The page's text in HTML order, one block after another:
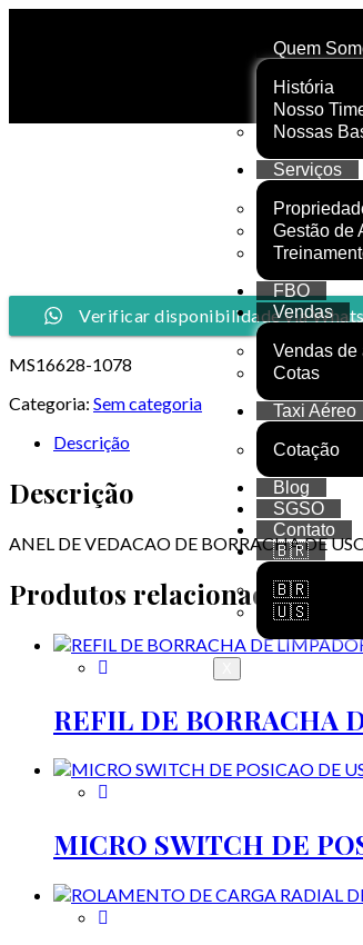
Quem
História
Nosso
Nossas
Serviços
Gestão de
FBO
Vendas
Vendas de
Cotas
Taxi Aéreo
Cotação
Blog
SGSO
Contato
🇧🇷
🇧🇷
🇺🇸
Verificar disponibilidade via
MS16628-1078
Categoria: Sem categoria
Descrição
Descrição
ANEL DE VEDACAO DE BORRACHA DE
Produtos relacionados
REFIL DE BORRACHA
MICRO SWITCH DE